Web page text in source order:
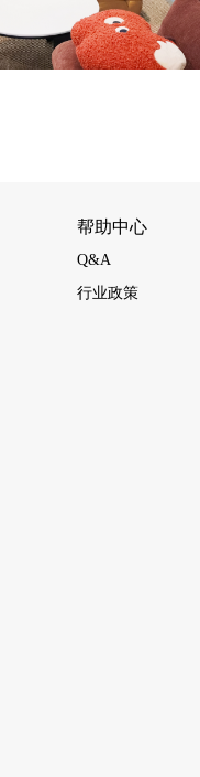
帮助中心
Q&A
行业政策